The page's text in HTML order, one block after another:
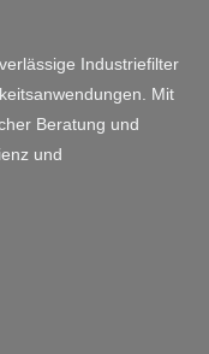
Industriefilter
Mit
Beratung und
und